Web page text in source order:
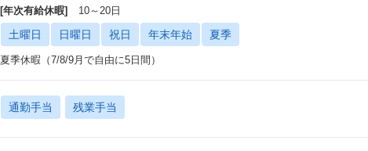
[年次有給休暇] 10～20日
土曜日 日曜日 祝日 年末年始 夏季
夏季休暇（7/8/9月で自由に5日間）
通勤手当 残業手当